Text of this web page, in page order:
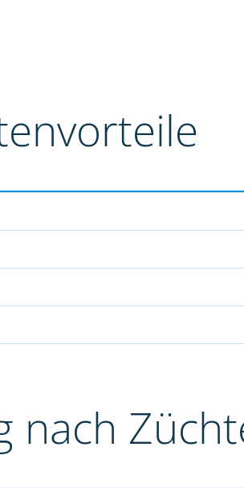
nach